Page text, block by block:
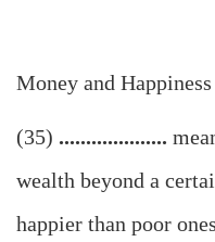
Money and Happiness
(35) ....................
wealth beyond a
happier than poor